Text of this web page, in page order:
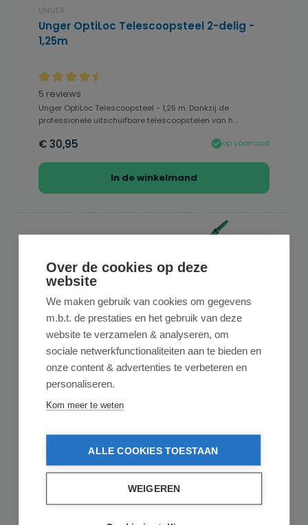
UNGER
Unger OptiLoc Telescoopsteel 2-delig -
1,25m
Gemiddelde waardering van 4.6 van 5 sterren
5 reviews
Unger OptiLoc Telescoopsteel - 1,25 m. Dankzij de
professionele uitschuifbare telescoopstelen van h...
€ 30,95 op voorraad
In de winkelmand
Unger OptiLoc Telescoopsteel 2-delig -
2,5m
Gemiddelde waardering van 5 van 5 sterren
Unger OptiLoc Telescoopsteel - 2,5 m. Dankzij de
professionele uitschuifbare telescoopstelen van he...
€ 41,95 op voorraad
Over de cookies op deze
website
We maken gebruik van cookies om gegevens
m.b.t. de prestaties en het gebruik van deze
website te verzamelen & analyseren, om
sociale netwerkfunctionaliteiten aan te bieden en
onze content & advertenties te verbeteren en
personaliseren.
Kom meer te weten
ALLE COOKIES TOESTAAN
WEIGEREN